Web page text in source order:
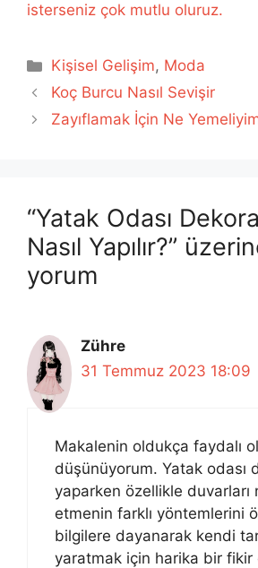
isterseniz çok mutlu oluruz.
Kategoriler
Kişisel Gelişim, Moda
Koç Burcu Nasıl Sevişir
Zayıflamak İçin Ne
“Yatak Odası
Nasıl Yapılır?”
yorum
Zühre
31 Temmuz 2023 18:09
Makalenin oldukça faydalı
düşünüyorum. Yatak odası
yaparken özellikle duvarları
etmenin farklı yöntemlerini
bilgilere dayanarak kendi
yaratmak için harika bir fikir